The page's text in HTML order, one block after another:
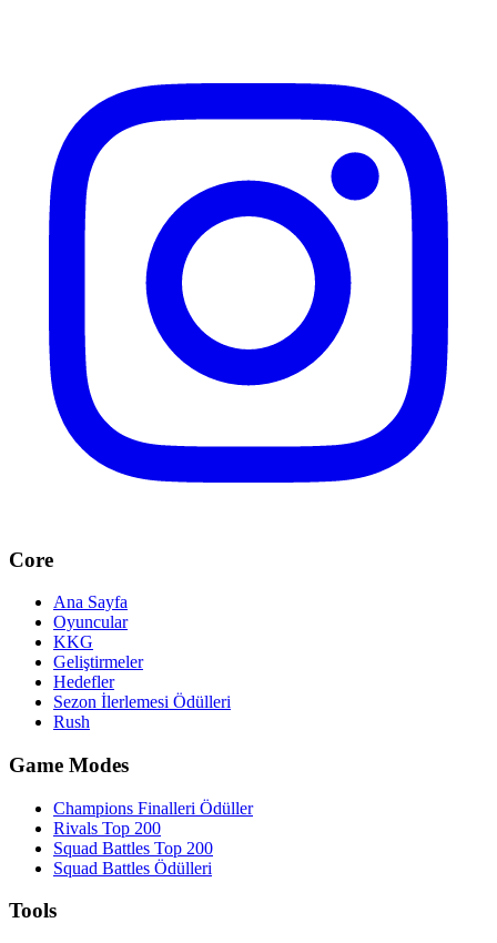
Core
Ana Sayfa
Oyuncular
KKG
Geliştirmeler
Hedefler
Sezon İlerlemesi Ödülleri
Rush
Game Modes
Champions Finalleri Ödüller
Rivals Top 200
Squad Battles Top 200
Squad Battles Ödülleri
Tools